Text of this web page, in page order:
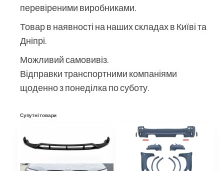
перевіреними виробниками.
Товар в наявності на наших складах в Київі та
Дніпрі.
Можливий самовивіз.
Відправки транспортними компаніями
щоденно з понеділка по суботу.
Супутні товари